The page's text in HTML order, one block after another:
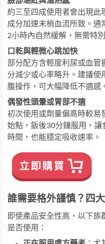
約三至四成使用者會出現
成分加速末梢血流所致。通
2小時內自然緩解，無需特
口乾與輕微心跳加快
部分配方含輕度利尿或血管
分減少或心率略升。建議使
腹操作，可大幅降低不適感
偶發性頭暈或胃部不適
初次使用或劑量偏高時較易
始點，飯後30分鐘服用，讓
時間，也能穩定吸收速率。
誰需要格外謹慎？四
即使產品安全性高，以下
是否使用：